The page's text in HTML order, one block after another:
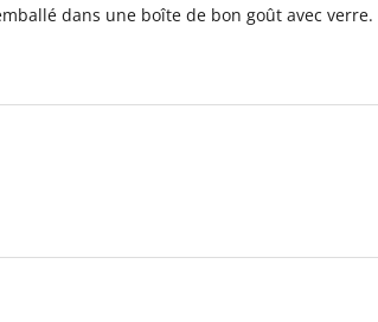
dans une boîte de bon goût avec verre.